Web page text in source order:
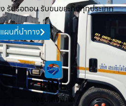
รับรื้อถอน รับขนขยะทิ้งทุกประเภท
ผนที่นำทาง
LINE
ส่งรูป ส่งพิกัด